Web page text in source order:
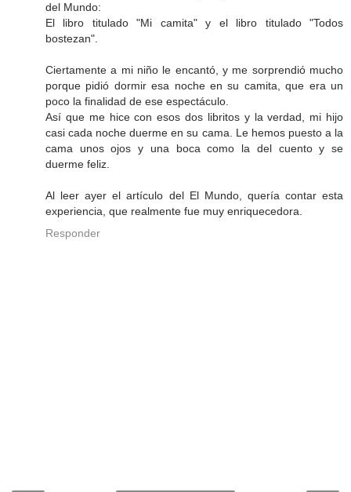
del Mundo:
El libro titulado "Mi camita" y el libro titulado "Todos
bostezan".
Ciertamente a mi niño le encantó, y me sorprendió mucho
porque pidió dormir esa noche en su camita, que era un
poco la finalidad de ese espectáculo.
Así que me hice con esos dos libritos y la verdad, mi hijo
casi cada noche duerme en su cama. Le hemos puesto a la
cama unos ojos y una boca como la del cuento y se
duerme feliz.
Al leer ayer el artículo del El Mundo, quería contar esta
experiencia, que realmente fue muy enriquecedora.
Responder